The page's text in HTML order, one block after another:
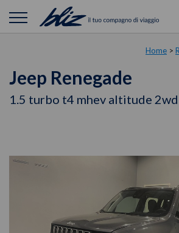
Home >
Jeep Renegade
1.5 turbo t4 mhev altitude